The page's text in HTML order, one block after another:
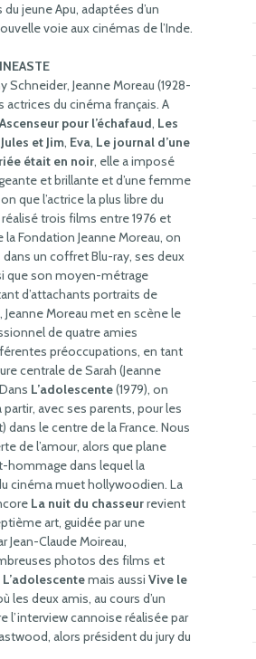
jeune Apu, adaptées d’un
voie aux cinémas de l’Inde.
Jeanne Moreau (1928-
actrices du cinéma français. A
Ascenseur pour l’échafaud, Les
Jules et Jim, Eva, Le journal d’une
était en noir, elle a imposé
et brillante et d’une femme
que l’actrice la plus libre du
trois films entre 1976 et
la Fondation Jeanne Moreau, on
un coffret Blu-ray, ses deux
que son moyen-métrage
d’attachants portraits de
Jeanne Moreau met en scène le
de quatre amies
préoccupations, en tant
centrale de Sarah (Jeanne
L’adolescente(1979), on
partir, avec ses parents, pour les
le centre de la France. Nous
de l’amour, alors que plane
hommage dans lequel la
cinéma muet hollywoodien. La
La nuit du chasseurrevient
art, guidée par une
Claude Moireau,
photos des films et
L’adolescentemais aussi Vive le
les deux amis, au cours d’un
l’interview cannoise réalisée par
alors président du jury du